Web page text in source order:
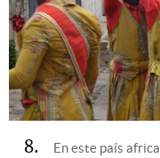
8
En este país